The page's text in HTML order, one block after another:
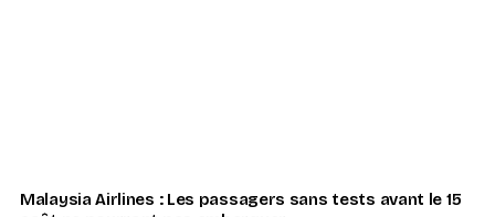
Malaysia Airlines : Les passagers sans tests avant le 15